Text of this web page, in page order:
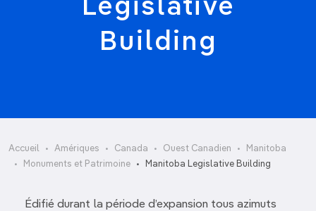
Legislative
Building
Accueil Amériques Canada Ouest Canadien
Manitoba
Monuments et Patrimoine
Manitoba Legislative Building
Édifié durant la période d’expansion tous azimuts